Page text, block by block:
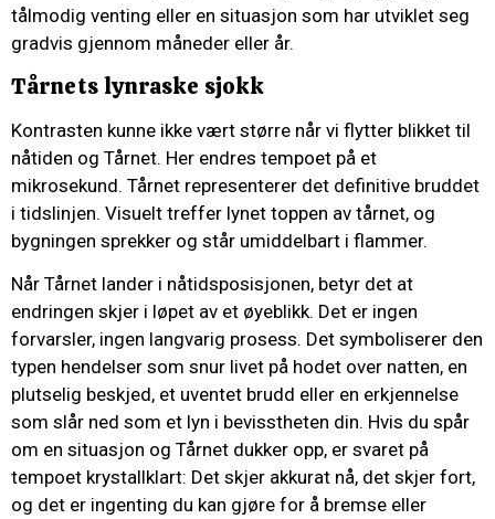
tålmodig venting eller en situasjon som har utviklet seg
gradvis gjennom måneder eller år.
Tårnets lynraske sjokk
Kontrasten kunne ikke vært større når vi flytter blikket til
nåtiden og Tårnet. Her endres tempoet på et
mikrosekund. Tårnet representerer det definitive bruddet
i tidslinjen. Visuelt treffer lynet toppen av tårnet, og
bygningen sprekker og står umiddelbart i flammer.
Når Tårnet lander i nåtidsposisjonen, betyr det at
endringen skjer i løpet av et øyeblikk. Det er ingen
forvarsler, ingen langvarig prosess. Det symboliserer den
typen hendelser som snur livet på hodet over natten, en
plutselig beskjed, et uventet brudd eller en erkjennelse
som slår ned som et lyn i bevisstheten din. Hvis du spår
om en situasjon og Tårnet dukker opp, er svaret på
tempoet krystallklart: Det skjer akkurat nå, det skjer fort,
og det er ingenting du kan gjøre for å bremse eller